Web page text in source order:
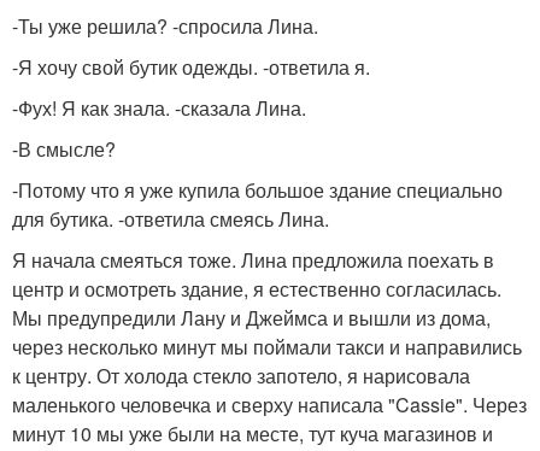
-Ты уже решила? -спросила Лина.
-Я хочу свой бутик одежды. -ответила я.
-Фух! Я как знала. -сказала Лина.
-В смысле?
-Потому что я уже купила большое здание специально
для бутика. -ответила смеясь Лина.
Я начала смеяться тоже. Лина предложила поехать в
центр и осмотреть здание, я естественно согласилась.
Мы предупредили Лану и Джеймса и вышли из дома,
через несколько минут мы поймали такси и направились
к центру. От холода стекло запотело, я нарисовала
маленького человечка и сверху написала "Cassie". Через
минут 10 мы уже были на месте, тут куча магазинов и